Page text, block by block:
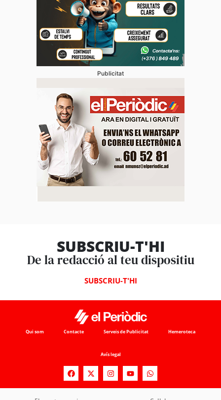
Publicitat
SUBSCRIU-T'HI
De la redacció al teu dispositiu
SUBSCRIU-T'HI
Qui som Contacte Serveis de Publicitat Hemeroteca
Avís legal